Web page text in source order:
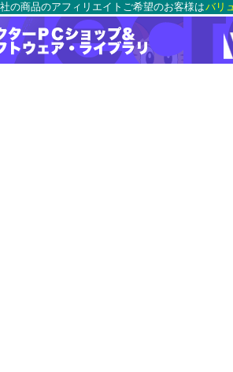
の商品のアフィリエイトご希望のお客様はバリ